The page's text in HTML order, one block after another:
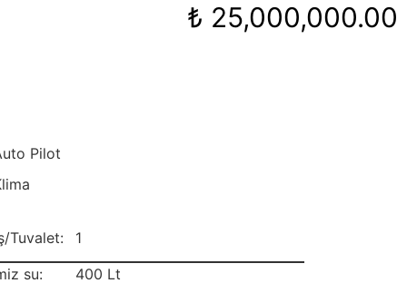
₺ 25,000,000.00
Pilot
Tuvalet: 1
su: 400 Lt